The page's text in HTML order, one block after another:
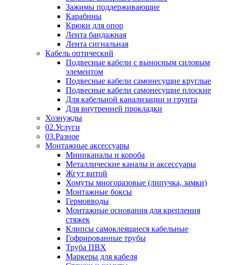
Зажимы поддерживающие
Карабины
Крюки для опор
Лента бандажная
Лента сигнальная
Кабель оптический
Подвесные кабели с выносным силовым
элементом
Подвесные кабели самонесущие круглые
Подвесные кабели самонесущие плоские
Для кабельной канализации и грунта
Для внутренней прокладки
Хознужды
02.Услуги
03.Разное
Монтажные аксессуары
Миниканалы и короба
Металлические каналы и аксессуары
Жгут витой
Хомуты многоразовые (липучка, замки)
Монтажные боксы
Гермовводы
Монтажные основания для крепления
стяжек
Клипсы самоклеящиеся кабельные
Гофрированные трубы
Труба ПВХ
Маркеры для кабеля